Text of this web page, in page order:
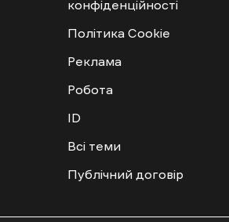
конфіденційності
Політика Cookie
Реклама
Робота
ID
Всі теми
Публічний договір